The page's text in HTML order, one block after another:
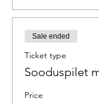
Sale ended
Ticket type
Sooduspilet
Price